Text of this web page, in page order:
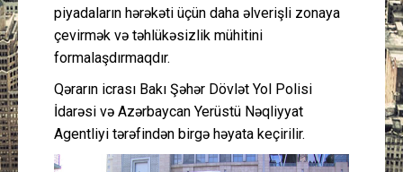
piyadaların hərəkəti üçün daha əlverişli zonaya
çevirmək və təhlükəsizlik mühitini
formalaşdırmaqdır.
Qərarın icrası Bakı Şəhər Dövlət Yol Polisi
İdarəsi və Azərbaycan Yerüstü Nəqliyyat
Agentliyi tərəfindən birgə həyata keçirilir.